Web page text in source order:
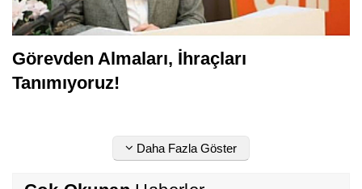
Görevden Almaları, İhraçları
Tanımıyoruz!
Daha Fazla Göster